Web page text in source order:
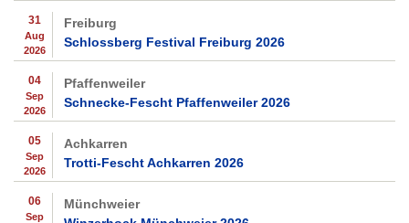
31
Aug
2026
Freiburg
Schlossberg Festival Freiburg 2026
04
Sep
2026
Pfaffenweiler
Schnecke-Fescht Pfaffenweiler 2026
05
Sep
2026
Achkarren
Trotti-Fescht Achkarren 2026
06
Sep
Münchweier